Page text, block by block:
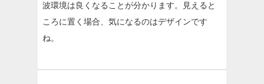
波環境は良くなることが分かります。見えると
ころに置く場合、気になるのはデザインです
ね。